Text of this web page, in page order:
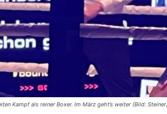
Kampf als reiner Boxer. Im März geht’s weiter (Bild: